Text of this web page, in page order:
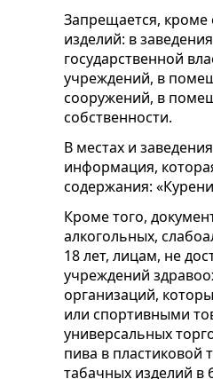
Запрещается, кроме
изделий: в
государственной
учреждений, в
сооружений, в
собственности.
В местах и
информация,
содержания:
Кроме того,
алкогольных,
18 лет, лицам, не
учреждений
организаций,
или спортивными
универсальных
пива в пластиковой
табачных изделий в